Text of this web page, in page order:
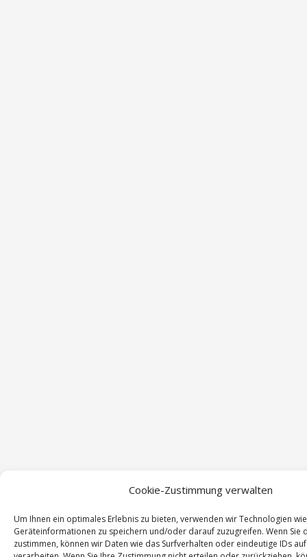
Cookie-Zustimmung verwalten
Um Ihnen ein optimales Erlebnis zu bieten, verwenden wir Technologien
Geräteinformationen zu speichern und/oder darauf zuzugreifen. Wenn Sie
zustimmen, können wir Daten wie das Surfverhalten oder eindeutige IDs